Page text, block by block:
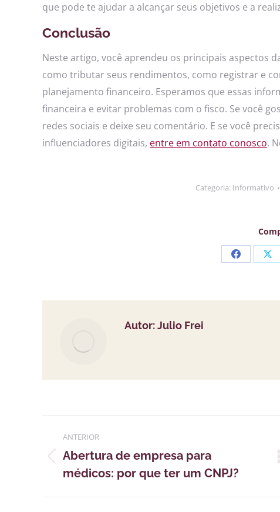
que pode te ajudar a alcançar seus objetivos e a
Conclusão
Neste artigo, você aprendeu os principais aspectos
como tributar seus rendimentos, como registrar e
planejamento financeiro. Esperamos que essas
financeira e evitar problemas com o fisco. Se você
redes sociais e deixe seu comentário. E se você
influenciadores digitais, entre em contato conosco.
Categoria: Informativo
Partilhar
Facebook
X
Autor:Julio Frei
de
postagens
ANTERIOR
Publicação
anterior:
Abertura de empresa para
médicos: por que ter um CNPJ?